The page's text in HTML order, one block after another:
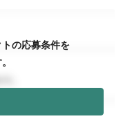
の応募条件を